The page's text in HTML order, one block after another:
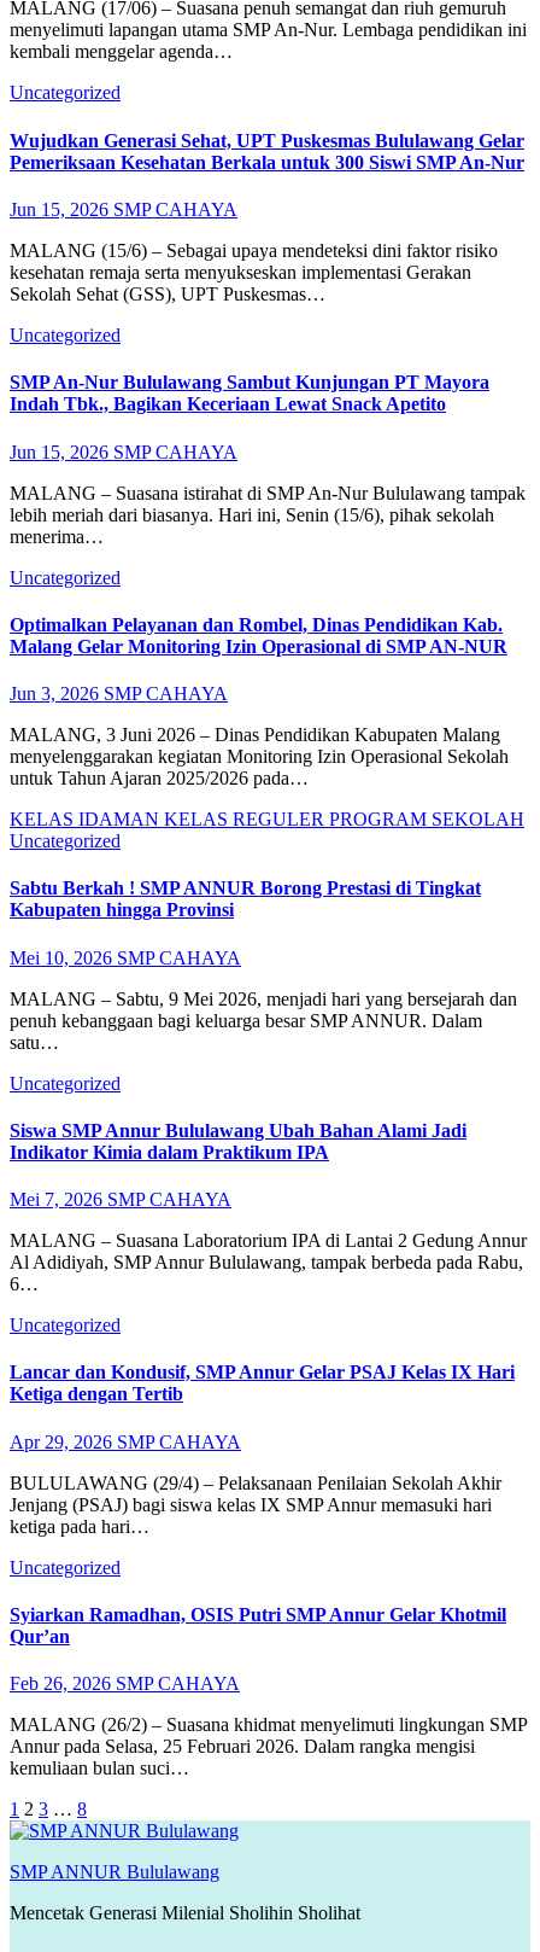
MALANG (17/06) – Suasana penuh semangat dan riuh gemuruh
menyelimuti lapangan utama SMP An-Nur. Lembaga pendidikan ini
kembali menggelar agenda…
Uncategorized
Wujudkan Generasi Sehat, UPT Puskesmas Bululawang Gelar
Pemeriksaan Kesehatan Berkala untuk 300 Siswi SMP An-Nur
Jun 15, 2026 SMP CAHAYA
MALANG (15/6) – Sebagai upaya mendeteksi dini faktor risiko
kesehatan remaja serta menyukseskan implementasi Gerakan
Sekolah Sehat (GSS), UPT Puskesmas…
Uncategorized
SMP An-Nur Bululawang Sambut Kunjungan PT Mayora
Indah Tbk., Bagikan Keceriaan Lewat Snack Apetito
Jun 15, 2026 SMP CAHAYA
MALANG – Suasana istirahat di SMP An-Nur Bululawang tampak
lebih meriah dari biasanya. Hari ini, Senin (15/6), pihak sekolah
menerima…
Uncategorized
Optimalkan Pelayanan dan Rombel, Dinas Pendidikan Kab.
Malang Gelar Monitoring Izin Operasional di SMP AN-NUR
Jun 3, 2026 SMP CAHAYA
MALANG, 3 Juni 2026 – Dinas Pendidikan Kabupaten Malang
menyelenggarakan kegiatan Monitoring Izin Operasional Sekolah
untuk Tahun Ajaran 2025/2026 pada…
KELAS IDAMAN KELAS REGULER PROGRAM SEKOLAH
Uncategorized
Sabtu Berkah ! SMP ANNUR Borong Prestasi di Tingkat
Kabupaten hingga Provinsi
Mei 10, 2026 SMP CAHAYA
MALANG – Sabtu, 9 Mei 2026, menjadi hari yang bersejarah dan
penuh kebanggaan bagi keluarga besar SMP ANNUR. Dalam
satu…
Uncategorized
Siswa SMP Annur Bululawang Ubah Bahan Alami Jadi
Indikator Kimia dalam Praktikum IPA
Mei 7, 2026 SMP CAHAYA
MALANG – Suasana Laboratorium IPA di Lantai 2 Gedung Annur
Al Adidiyah, SMP Annur Bululawang, tampak berbeda pada Rabu,
6…
Uncategorized
Lancar dan Kondusif, SMP Annur Gelar PSAJ Kelas IX Hari
Ketiga dengan Tertib
Apr 29, 2026 SMP CAHAYA
BULULAWANG (29/4) – Pelaksanaan Penilaian Sekolah Akhir
Jenjang (PSAJ) bagi siswa kelas IX SMP Annur memasuki hari
ketiga pada hari…
Uncategorized
Syiarkan Ramadhan, OSIS Putri SMP Annur Gelar Khotmil
Qur’an
Feb 26, 2026 SMP CAHAYA
MALANG (26/2) – Suasana khidmat menyelimuti lingkungan SMP
Annur pada Selasa, 25 Februari 2026. Dalam rangka mengisi
kemuliaan bulan suci…
Paginasi
pos
1 2 3 … 8
SMP ANNUR Bululawang
Mencetak Generasi Milenial Sholihin Sholihat